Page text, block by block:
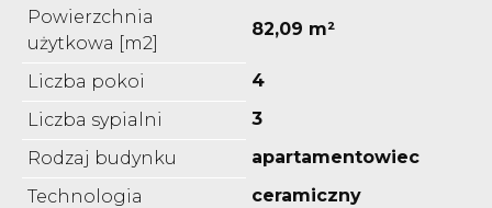
Powierzchnia
użytkowa [m2]
82,09 m²
Liczba pokoi
4
Liczba sypialni
3
Rodzaj budynku
apartamentowiec
Technologia
ceramiczny